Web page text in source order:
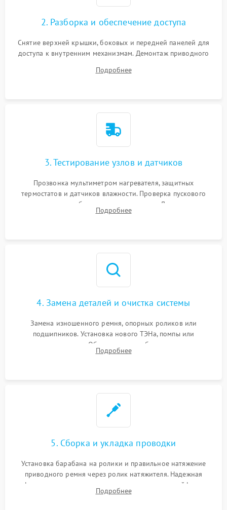
2. Разборка и обеспечение доступа
Снятие верхней крышки, боковых и передней панелей для
доступа к внутренним механизмам. Демонтаж приводного
Обеспечение свободного доступа к ТЭНу, компрессору,
Подробнее
3. Тестирование узлов и датчиков
Прозвонка мультиметром нагревателя, защитных
термостатов и датчиков влажности. Проверка пускового
конденсатора, обмоток мотора и помпы. Для машин с
тепловым насосом — диагностика работы компрессора и
Подробнее
4. Замена деталей и очистка системы
Замена изношенного ремня, опорных роликов или
подшипников. Установка нового ТЭНа, помпы или
термодатчиков. Обязательная глубокая очистка
конденсатора, крыльчатки вентилятора и воздуховодов от
Подробнее
5. Сборка и укладка проводки
Установка барабана на ролики и правильное натяжение
приводного ремня через ролик натяжителя. Надежная
фиксация всех узлов, подключение клемм и шлейфов к
модулю управления. Монтаж корпусных панелей, люка и
Подробнее